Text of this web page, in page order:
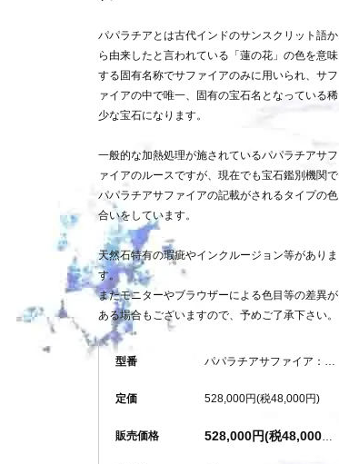
パパラチアとは古代インドのサンスクリット語か
ら由来したと言われている「蓮の花」の色を意味
する固有名称でサファイアのみに用いられ、サフ
ァイアの中で唯一、固有の宝石名となっている稀
少な宝石になります。
一般的な加熱処理が施されているパパラチアサフ
ァイアのルースですが、現在でも宝石鑑別機関で
パパラチアサファイアの記載がされるタイプの色
合いをしています。
天然石特有の瑕疵やインクルージョン等がありま
す。
またモニターやブラウザーによる色目等の差異が
ある場合もございますので、予めご了承下さい。
型番 パパラチアサファイア：1.465ct（加熱：中宝研鑑別書付属）
定価 528,000円(税48,000円)
販売価格